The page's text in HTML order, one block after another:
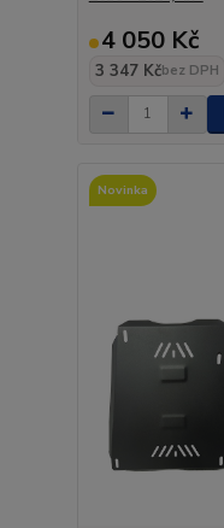
4 050 Kč
3 347 Kčbez DPH
Novinka